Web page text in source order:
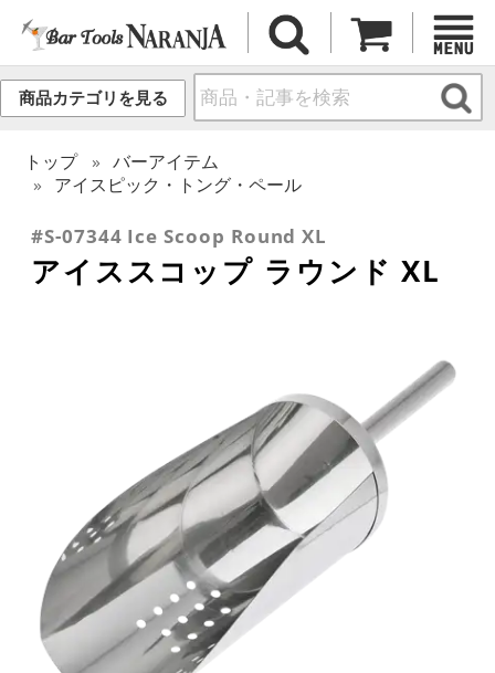
商品カテゴリを見る
トップ
バーアイテム
アイスピック・トング・ペール
#S-07344 Ice Scoop Round XL
アイススコップ ラウンド XL